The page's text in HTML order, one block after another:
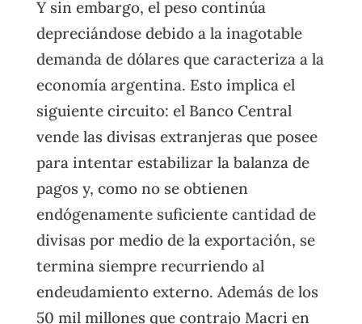
Y sin embargo, el peso continúa
depreciándose debido a la inagotable
demanda de dólares que caracteriza a la
economía argentina. Esto implica el
siguiente circuito: el Banco Central
vende las divisas extranjeras que posee
para intentar estabilizar la balanza de
pagos y, como no se obtienen
endógenamente suficiente cantidad de
divisas por medio de la exportación, se
termina siempre recurriendo al
endeudamiento externo. Además de los
50 mil millones que contrajo Macri en